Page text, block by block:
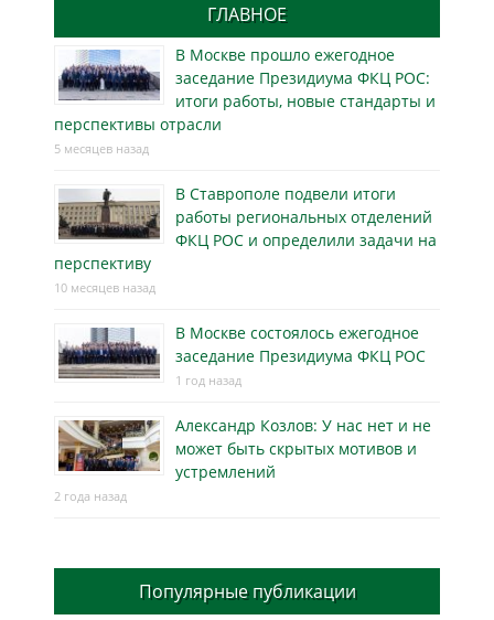
ГЛАВНОЕ
В Москве прошло ежегодное
заседание Президиума ФКЦ РОС:
итоги работы, новые стандарты и
перспективы отрасли
5 месяцев назад
В Ставрополе подвели итоги
работы региональных отделений
ФКЦ РОС и определили задачи на
перспективу
10 месяцев назад
В Москве состоялось ежегодное
заседание Президиума ФКЦ РОС
1 год назад
Александр Козлов: У нас нет и не
может быть скрытых мотивов и
устремлений
2 года назад
Популярные публикации